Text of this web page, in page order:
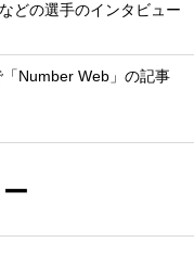
どの選手のインタビュー
「Number Web」の記事